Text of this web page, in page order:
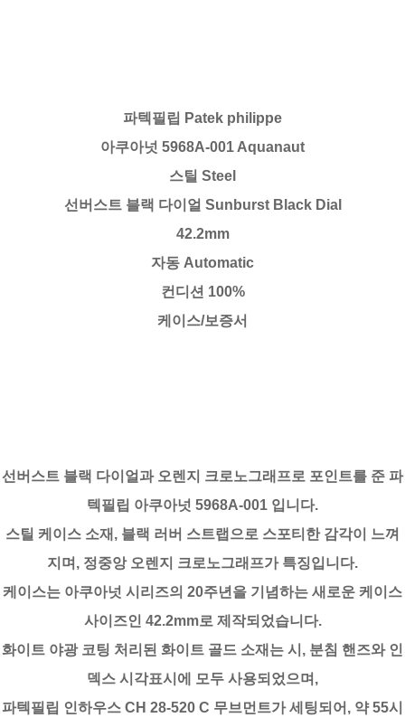
파텍필립 Patek philippe
아쿠아넛 5968A-001 Aquanaut
스틸 Steel
선버스트 블랙 다이얼 Sunburst Black Dial
42.2mm
자동 Automatic
컨디션 100%
케이스/보증서
선버스트 블랙 다이얼과 오렌지 크로노그래프로 포인트를 준 파
텍필립 아쿠아넛 5968A-001 입니다.
스틸 케이스 소재, 블랙 러버 스트랩으로 스포티한 감각이 느껴
지며, 정중앙 오렌지 크로노그래프가 특징입니다.
케이스는 아쿠아넛 시리즈의 20주년을 기념하는 새로운 케이스
사이즈인 42.2mm로 제작되었습니다.
화이트 야광 코팅 처리된 화이트 골드 소재는 시, 분침 핸즈와 인
덱스 시각표시에 모두 사용되었으며,
파텍필립 인하우스 CH 28-520 C 무브먼트가 세팅되어, 약 55시